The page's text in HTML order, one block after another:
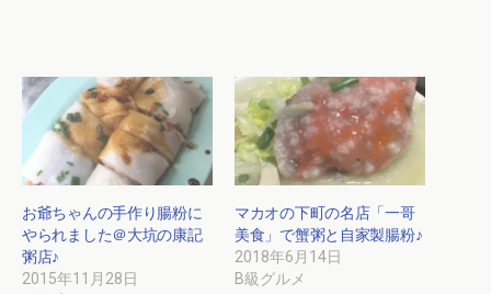
お爺ちゃんの手作り腸粉に
やられました＠大坑の康記
粥店♪
2015年11月28日
マカオの下町の名店「一哥
美食」で蟹粥と自家製腸粉♪
2018年6月14日
B級グルメ